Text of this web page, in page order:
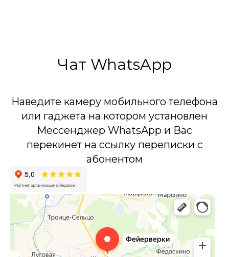
Чат WhatsApp
Наведите камеру мобильного телефона
или гаджета на котором установлен
Мессенджер WhatsApp и Вас
перекинет на ссылку переписки с
абонентом